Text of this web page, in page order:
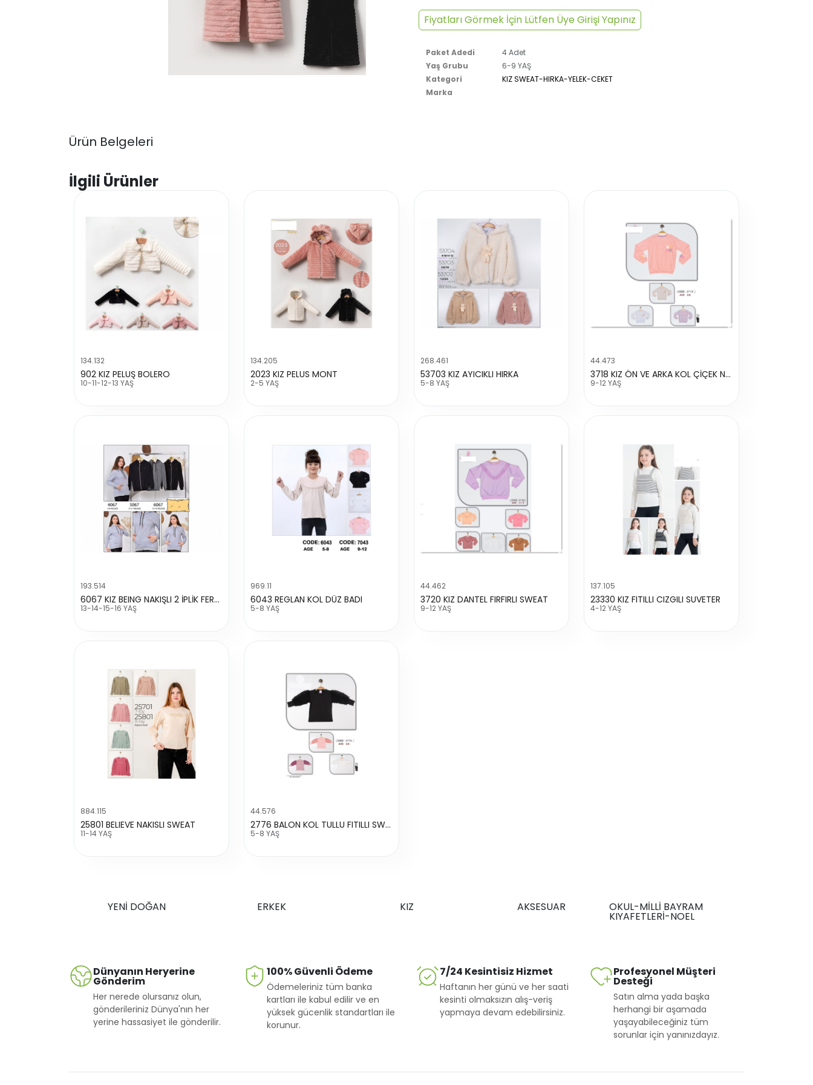
Fiyatları Görmek İçin Lütfen Üye Girişi Yapınız
Paket Adedi
4 Adet
Yaş Grubu
6-9 YAŞ
Kategori
KIZ SWEAT-HIRKA-YELEK-CEKET
Marka
Ürün Belgeleri
İlgili Ürünler
134.132
902 KIZ PELUŞ BOLERO
10-11-12-13 YAŞ
134.205
2023 KIZ PELUS MONT
2-5 YAŞ
268.461
53703 KIZ AYICIKLI HIRKA
5-8 YAŞ
44.473
3718 KIZ ÖN VE ARKA KOL ÇİÇEK NAKIŞLI SWEAT
9-12 YAŞ
193.514
6067 KIZ BEING NAKIŞLI 2 İPLİK FERMUARLI HIRKA
13-14-15-16 YAŞ
969.11
6043 REGLAN KOL DÜZ BADI
5-8 YAŞ
44.462
3720 KIZ DANTEL FIRFIRLI SWEAT
9-12 YAŞ
137.105
23330 KIZ FITILLI CIZGILI SUVETER
4-12 YAŞ
884.115
25801 BELIEVE NAKISLI SWEAT
11-14 YAŞ
44.576
2776 BALON KOL TULLU FITILLI SWEAT
5-8 YAŞ
YENİ DOĞAN ERKEK KIZ AKSESUAR OKUL-MİLLİ BAYRAM
KIYAFETLERİ-NOEL
Dünyanın Heryerine
Gönderim
Her nerede olursanız olun,
gönderileriniz Dünya'nın her
yerine hassasiyet ile gönderilir.
100% Güvenli Ödeme
Ödemeleriniz tüm banka
kartları ile kabul edilir ve en
yüksek gücenlik standartları ile
korunur.
7/24 Kesintisiz Hizmet
Haftanın her günü ve her saati
kesinti olmaksızın alış-veriş
yapmaya devam edebilirsiniz.
Profesyonel Müşteri
Desteği
Satın alma yada başka
herhangi bir aşamada
yaşayabileceğiniz tüm
sorunlar için yanınızdayız.